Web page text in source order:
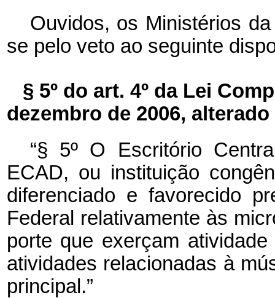
Ouvidos, os Ministérios
se pelo veto ao seguinte
§ 5º do art. 4º da Lei
dezembro de 2006,
“§ 5º O Escritório
ECAD, ou instituição
diferenciado e favorecido
Federal relativamente às
porte que exerçam
atividades relacionadas à
principal.”